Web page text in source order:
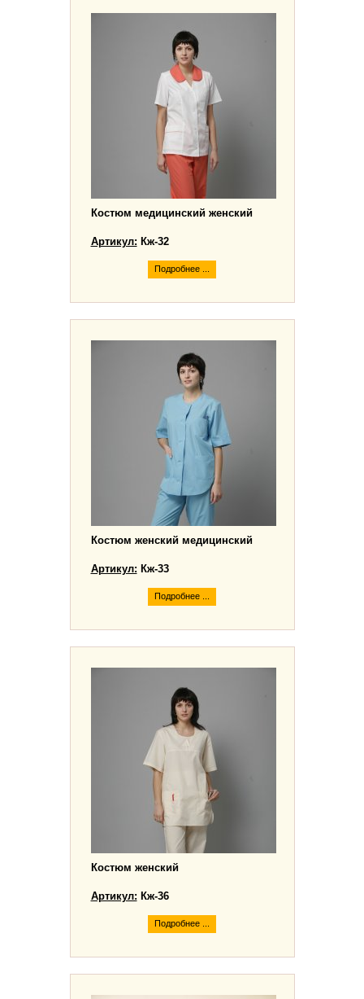
Костюм медицинский женский
Артикул: Кж-32
Подробнее ...
Костюм женский медицинский
Артикул: Кж-33
Подробнее ...
Костюм женский
Артикул: Кж-36
Подробнее ...